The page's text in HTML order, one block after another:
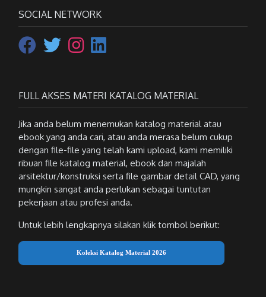
SOCIAL NETWORK
FULL AKSES MATERI KATALOG MATERIAL
Jika anda belum menemukan katalog material atau
ebook yang anda cari, atau anda merasa belum cukup
dengan file-file yang telah kami upload, kami memiliki
ribuan file katalog material, ebook dan majalah
arsitektur/konstruksi serta file gambar detail CAD, yang
mungkin sangat anda perlukan sebagai tuntutan
pekerjaan atau profesi anda.
Untuk lebih lengkapnya silakan klik tombol berikut:
Koleksi Katalog Material 2026